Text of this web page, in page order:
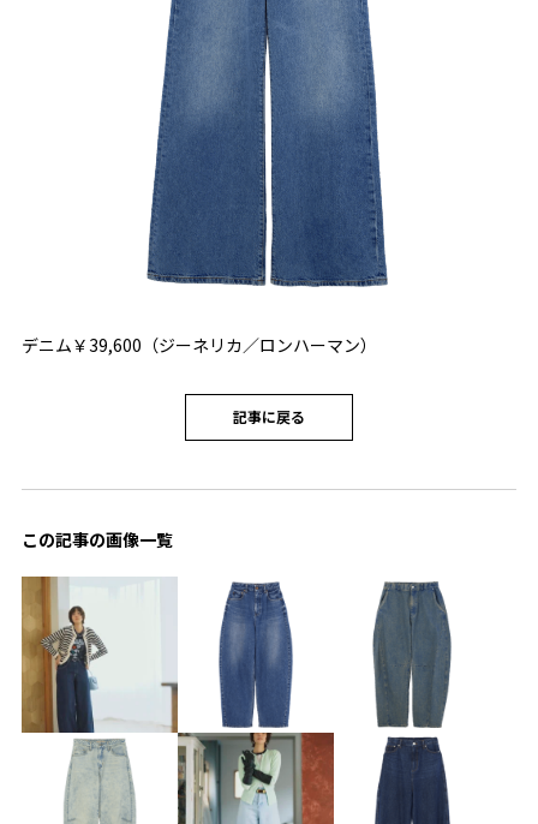
デニム￥39,600（ジーネリカ／ロンハーマン）
記事に戻る
この記事の画像一覧